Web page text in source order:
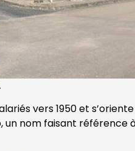
vers 1950 et
un nom faisant référence